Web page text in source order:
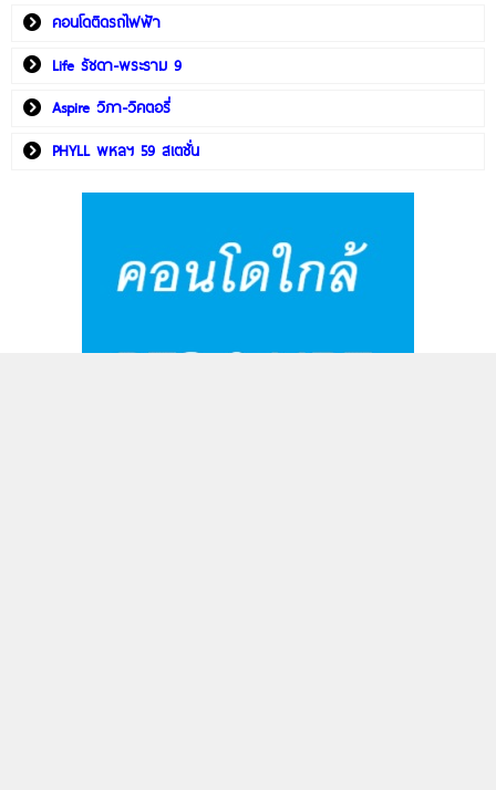
คอนโดติดรถไฟฟ้า
Life รัชดา-พระราม 9
Aspire วิภา-วิคตอรี่
PHYLL พหลฯ 59 สเตชั่น